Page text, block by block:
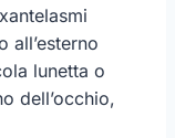
all’esterno
lunetta o
dell’occhio,